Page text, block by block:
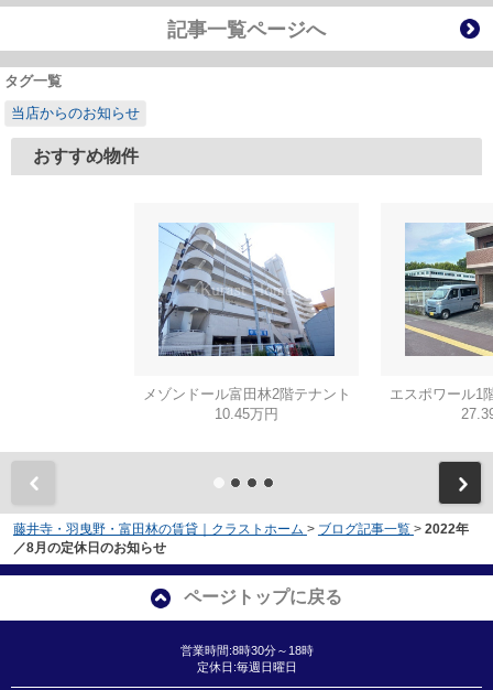
記事一覧ページへ
タグ一覧
当店からのお知らせ
おすすめ物件
メゾンドール富田林2階テナント
10.45万円
エスポワール1
藤井寺・羽曳野・富田林の賃貸｜クラストホーム > ブログ記事一覧 > 2022年
／8月の定休日のお知らせ
ページトップに戻る
営業時間:8時30分～18時
定休日:毎週日曜日